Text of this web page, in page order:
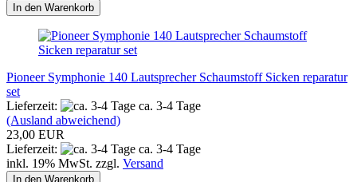
In den Warenkorb
Pioneer Symphonie 140 Lautsprecher Schaumstoff Sicken reparatur
set
Lieferzeit:
ca. 3-4 Tage
(Ausland abweichend)
23,00 EUR
Lieferzeit:
ca. 3-4 Tage
inkl. 19% MwSt. zzgl. Versand
In den Warenkorb